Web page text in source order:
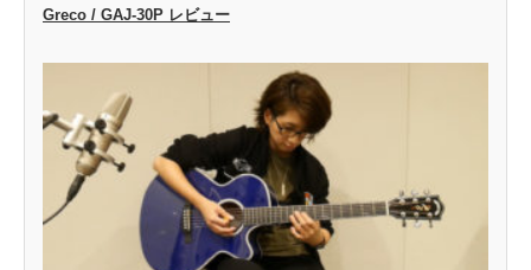
Greco / GAJ-30P レビュー